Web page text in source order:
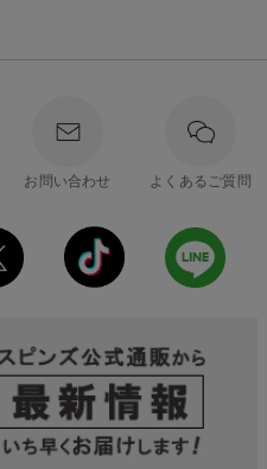
お問い合わせ よくあるご質問